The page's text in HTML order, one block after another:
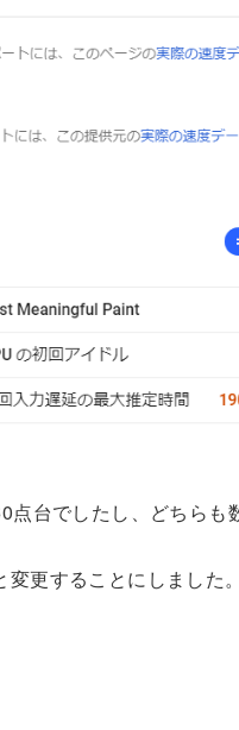
台でしたし、どちら
更することにしました。